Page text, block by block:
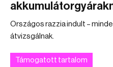
Országos razzia indult –
átvizsgálnak.
Támogatott tartalom